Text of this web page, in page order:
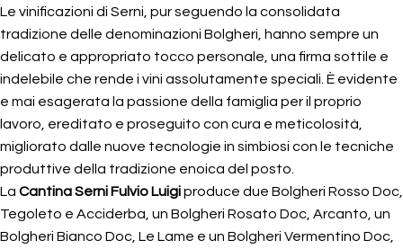
Le vinificazioni di Serni, pur seguendo la consolidata
tradizione delle denominazioni Bolgheri, hanno sempre un
delicato e appropriato tocco personale, una firma sottile e
indelebile che rende i vini assolutamente speciali. È evidente
e mai esagerata la passione della famiglia per il proprio
lavoro, ereditato e proseguito con cura e meticolosità,
migliorato dalle nuove tecnologie in simbiosi con le tecniche
produttive della tradizione enoica del posto.
La Cantina Serni Fulvio Luigiproduce due Bolgheri Rosso Doc,
Tegoleto e Acciderba, un Bolgheri Rosato Doc, Arcanto, un
Bolgheri Bianco Doc, Le Lame e un Bolgheri Vermentino Doc,